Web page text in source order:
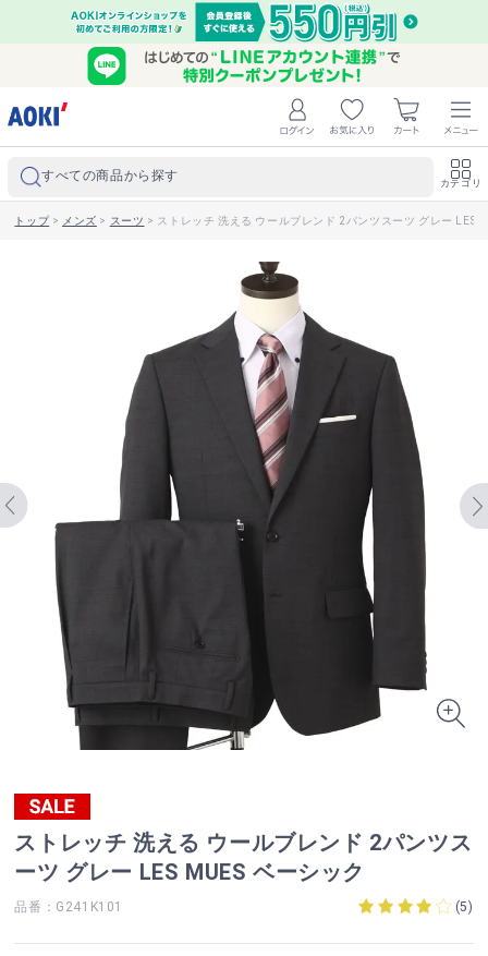
すべての商品から探す カテゴリ
トップ> メンズ > スーツ > ストレッチ 洗える ウールブレンド 2パンツスーツ グレー LES
ストレッチ 洗える ウールブレンド 2パンツス
ーツ グレー LES MUES ベーシック
品番：G241K101 (5)